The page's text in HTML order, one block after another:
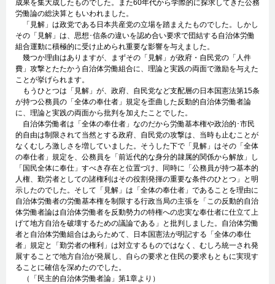
成果を集大成したものでした。また60年代から学際的に探求してきた公務
労働論の総決算ともいわれました。
「見解」は政党である日本共産党の立場を踏まえたものでした。しかし
その「見解」は、思想･信条の違いを認め合い要求で団結する自治体労働
組合運動に積極的に受け止められ重要な影響を与えました。
幾つか理由はありますが、まずその「見解」が政府・自民党の「人件
費」攻撃とたたかう自治体労働組合に、理論と実践の両面で激励を与えた
ことが挙げられます。
もうひとつは「見解」が、政府、自民党など支配層の日本国憲法第15条
が持つ公務員の「全体の奉仕者」規定を歪曲した反動的自治体労働者論
に、理論と実践の両面から批判を加えたことでした。
自治体労働者は「全体の奉仕者」なのだから労働基本権や政治的･市民
的自由は制限されて当然とする政府、自民党の攻撃は、当時も止むことが
なくむしろ激しさを増していました。そうした下で「見解」はその「全体
の奉仕者」規定を、公務員を「前近代的な身分的隷属的関係から解放」し
「国民全体に奉仕」すべき存在と位置づけ、同時に「公務員が持つ基本的
人権、勤労者としての諸権利はその役割発揮の重要な条件のひとつ」と明
示したのでした。そして「見解」は「全体の奉仕者」であることを理由に
自治体労働者の労働基本権を制限する行政当局の主張を「この反動的自治
体労働者論は自治体労働者を反動勢力の特権への忠実な奉仕者に仕立て上
げて地方自治を破壊するための議論である」と批判しました。自治体労働
者と自治体労働組合はあらためて、日本国憲法が明記する「全体の奉仕
者」規定と「勤労者の権利」は対立するものではなく、むしろ統一され発
展することで地方自治が発展し、自らの要求と住民の要求もともに実現す
ることに確信を深めたのでした。
（「民主的自治体労働者論」第1章より）